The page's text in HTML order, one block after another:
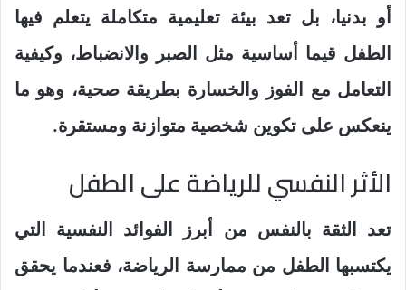
أو بدنيا، بل تعد بيئة تعليمية متكاملة يتعلم فيها
الطفل قيما أساسية مثل الصبر والانضباط، وكيفية
التعامل مع الفوز والخسارة بطريقة صحية، وهو ما
ينعكس على تكوين شخصية متوازنة ومستقرة.
الأثر النفسي للرياضة على الطفل
تعد الثقة بالنفس من أبرز الفوائد النفسية التي
يكتسبها الطفل من ممارسة الرياضة، فعندما يحقق